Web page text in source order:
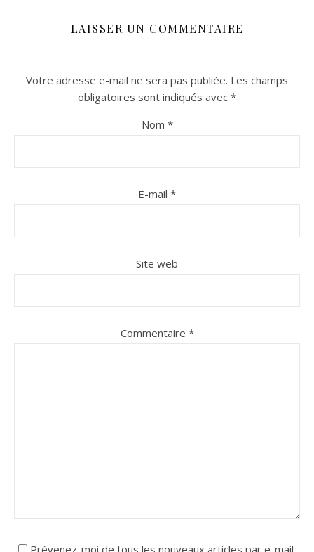
sur Instagram
sur Instagram
LAISSER UN COMMENTAIRE
Votre adresse e-mail ne sera pas publiée. Les champs
obligatoires sont indiqués avec *
Nom *
E-mail *
Site web
Commentaire *
Prévenez-moi de tous les nouveaux articles par e-mail.